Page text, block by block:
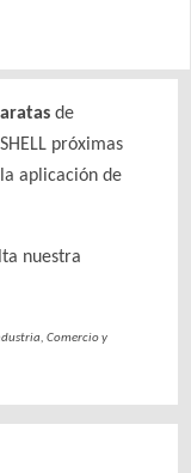
de
próximas
aplicación de
nuestra
Comercio y